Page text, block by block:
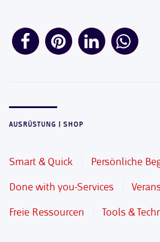
AUSRÜSTUNG | SHOP
Smart & Quick Persönliche
Done with you-Services
Freie Ressourcen Tools &